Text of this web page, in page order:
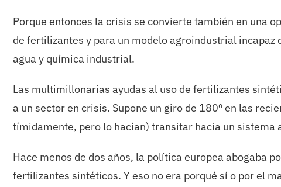
Porque entonces la crisis se convierte también en una
de fertilizantes y para un modelo agroindustrial
agua y química industrial.
Las multimillonarias ayudas al uso de fertilizantes
a un sector en crisis. Supone un giro de 180º en las
tímidamente, pero lo hacían) transitar hacia un
Hace menos de dos años, la política europea abogaba
fertilizantes sintéticos. Y eso no era porqué sí o por el